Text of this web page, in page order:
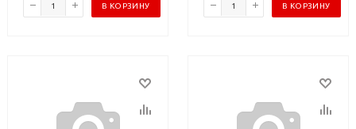
В КОРЗИНУ В КОРЗИНУ